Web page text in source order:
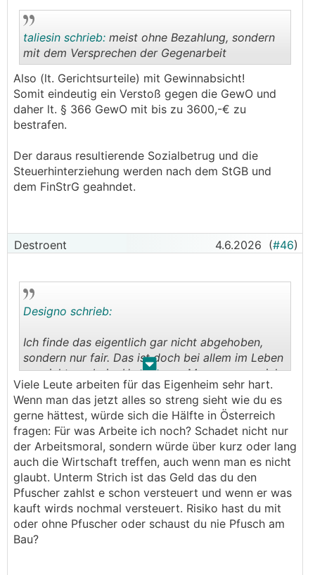
..
taliesin schrieb: meist ohne Bezahlung, sondern
mit dem Versprechen der Gegenarbeit
Also (lt. Gerichtsurteile) mit Gewinnabsicht!
Somit eindeutig ein Verstoß gegen die GewO und
daher lt. § 366 GewO mit bis zu 3600,-€ zu
bestrafen.
Der daraus resultierende Sozialbetrug und die
Steuerhinterziehung werden nach dem StGB und
dem FinStrG geahndet.
Destroent 4.6.2026 (#46)
. .
Designo schrieb:
Ich finde das eigentlich gar nicht abgehoben,
sondern nur fair. Das ist doch bei allem im Leben
so, nicht nur beim Hausbauen: Man muss es sich
leisten können. Ich kann mir auch kein Haus am
See oder einen Lamborghini leisten, darum hab
ich auch keinen. Man kann halt nicht alles haben.
Eine Bude halb im Pfusch in die Landschaft zu
stellen, weil es sich sonst nicht ausgeht, ist halt
erstens ein Betrug an der
Gesellschaft/Volkswirtschaft/dem Sozialsystem
(etc.) und zweitens ohnehin schon eine
fragwürdige Idee, weil man dann - in der Regel -
ohnehin eine so finanziell angespannte Situation
hat, daß keine aussergewöhnlichen und
Viele Leute arbeiten für das Eigenheim sehr hart.
Wenn man das jetzt alles so streng sieht wie du es
gerne hättest, würde sich die Hälfte in Österreich
fragen: Für was Arbeite ich noch? Schadet nicht nur
der Arbeitsmoral, sondern würde über kurz oder lang
auch die Wirtschaft treffen, auch wenn man es nicht
glaubt. Unterm Strich ist das Geld das du den
Pfuscher zahlst e schon versteuert und wenn er was
kauft wirds nochmal versteuert. Risiko hast du mit
oder ohne Pfuscher oder schaust du nie Pfusch am
Bau?